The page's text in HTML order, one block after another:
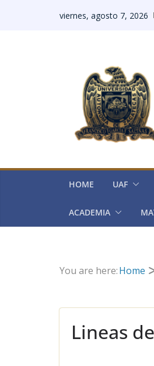
viernes, agosto 7, 2026
HOME UAF
ACADEMIA
You are here:Home
Lineas